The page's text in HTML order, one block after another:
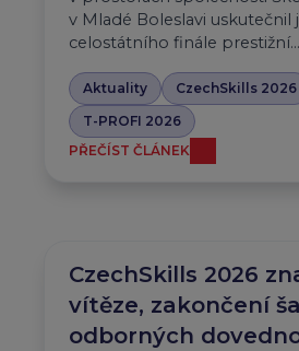
v Mladé Boleslavi uskutečnil
celostátního finále prestižní…
Aktuality
CzechSkills 2026
T-PROFI 2026
PŘEČÍST ČLÁNEK
CzechSkills 2026
vítěze, zakončení
odborných